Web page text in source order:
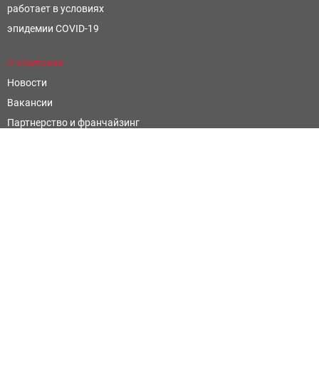
работает в условиях
эпидемии COVID-19
О компании
Новости
Вакансии
Партнерство и франчайзинг